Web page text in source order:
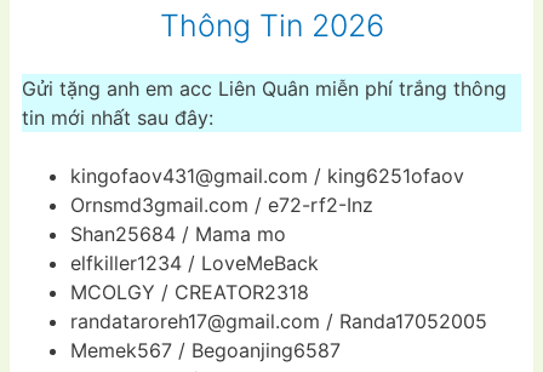
Thông Tin 2026
Gửi tặng anh em acc Liên Quân miễn phí trắng thông
tin mới nhất sau đây:
kingofaov431@gmail.com / king6251ofaov
Ornsmd3gmail.com / e72-rf2-Inz
Shan25684 / Mama mo
elfkiller1234 / LoveMeBack
MCOLGY / CREATOR2318
randataroreh17@gmail.com / Randa17052005
Memek567 / Begoanjing6587